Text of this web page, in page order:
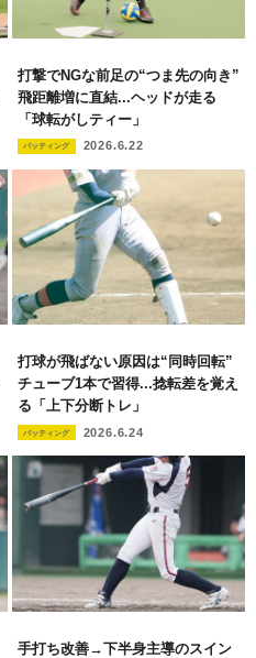
打撃でNGな前足の“つま先の向き”
飛距離増に直結...ヘッドが走る
「球転がしティー」
バッティング 2026.6.22
打球が飛ばない原因は“同時回転”
チューブ1本で習得...捻転差を覚え
る「上下分断トレ」
バッティング 2026.6.24
手打ち改善→下半身主導のスイン